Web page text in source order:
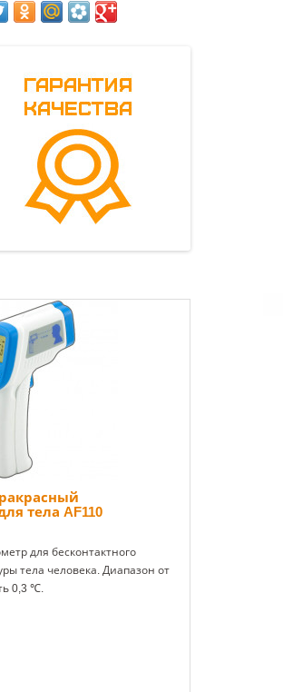
тела AF110
для бесконтактного
тела человека. Диапазон от
0,3 ℃.